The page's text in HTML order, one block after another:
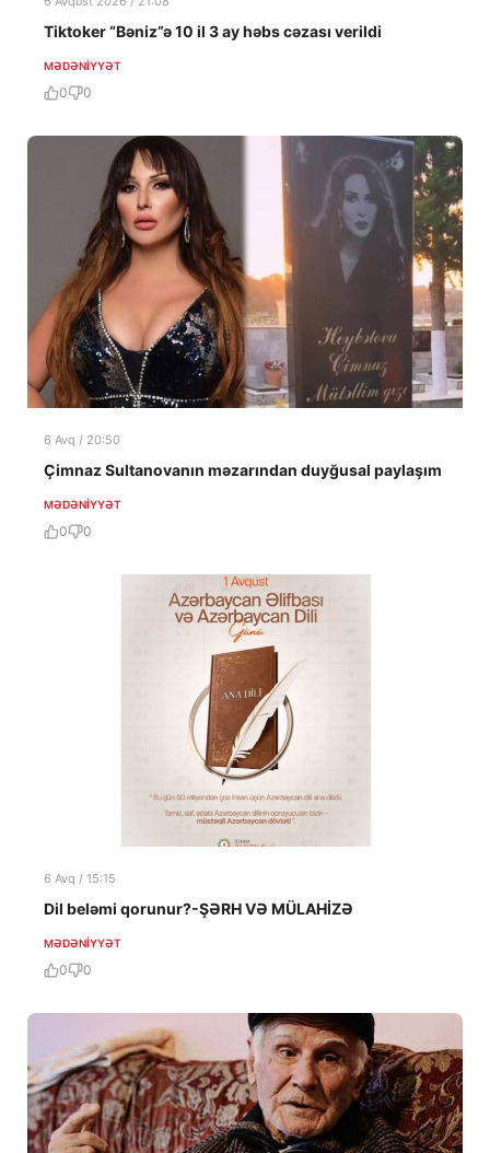
Tiktoker “Bəniz”ə 10 il 3 ay həbs cəzası verildi
MƏDƏNIYYƏT
0 0
6 Avq / 20:50
Çimnaz Sultanovanın məzarından duyğusal paylaşım
MƏDƏNIYYƏT
0 0
6 Avq / 15:15
Dil beləmi qorunur?-ŞƏRH VƏ MÜLAHİZƏ
MƏDƏNIYYƏT
0 0